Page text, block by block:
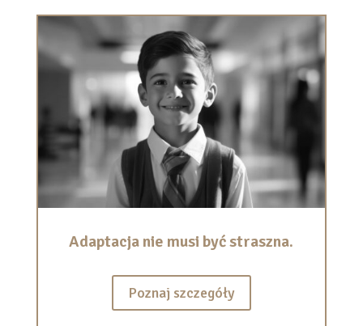
Adaptacja nie musi być straszna.
Poznaj szczegóły